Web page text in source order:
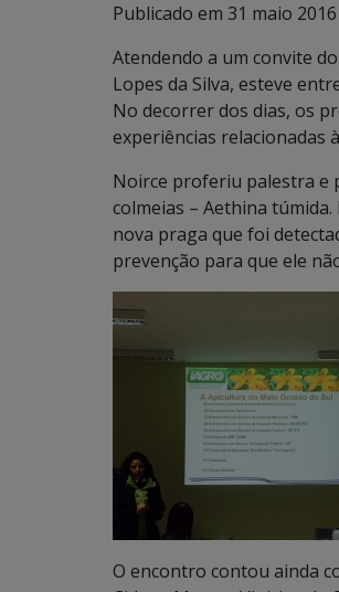
Publicado em 31 maio 2016
Atendendo a um convite
Lopes da Silva, esteve
No decorrer dos dias, os
experiências relacionadas
Noirce proferiu palestra e
colmeias – Aethina
nova praga que foi
prevenção para que ele
O encontro contou ainda